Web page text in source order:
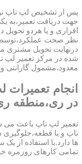
پس از تشخیص لپ تاپ
جهت دریافت تعمیر،به
افزاری و یا هردو
نظر صحت
درنهایت تحویل مشتری
شده در مرکز تعمیر لپ
معدود،مشمول
انجام
در ری،منطقه
تعمیر لپ تاپ باعث می
تاپ و یا
ها دارد.با استفاده از یک
تمامی کارهای روزمره